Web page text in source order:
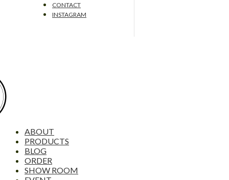
CONTACT
INSTAGRAM
ABOUT
PRODUCTS
BLOG
ORDER
SHOW ROOM